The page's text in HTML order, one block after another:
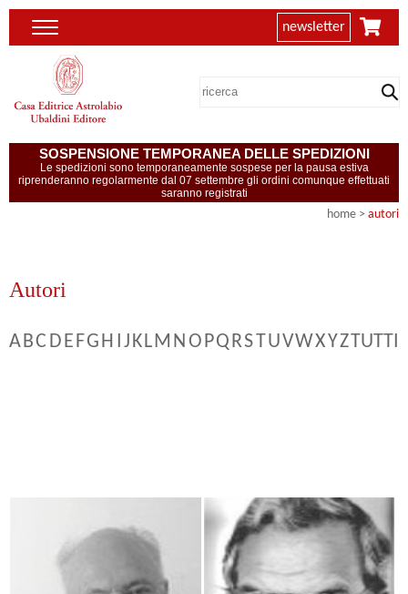
newsletter
SOSPENSIONE TEMPORANEA DELLE SPEDIZIONI
Le spedizioni sono temporaneamente sospese per la pausa estiva
riprenderanno regolarmente dal 07 settembre gli ordini comunque effettuati
saranno registrati
home > autori
Autori
ABC DEFGH IJKLM NOPQRSTUVWXYZTUTTI